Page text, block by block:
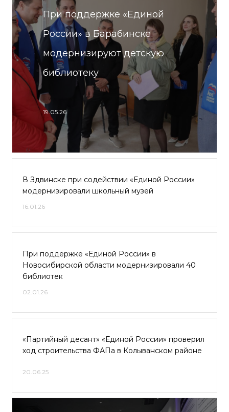
При поддержке «Единой
России» в Барабинске
модернизируют детскую
библиотеку
19.05.26
В Здвинске при содействии «Единой России»
модернизировали школьный музей
16.01.26
При поддержке «Единой России» в
Новосибирской области модернизировали 40
библиотек
02.01.26
«Партийный десант» «Единой России» проверил
ход строительства ФАПа в Колыванском районе
20.06.25